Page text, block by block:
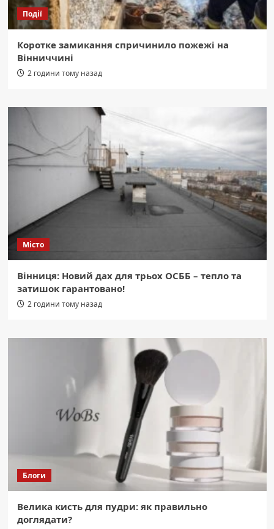
Події
Коротке замикання спричинило пожежі на
Вінниччині
2 години тому назад
Місто
Вінниця: Новий дах для трьох ОСББ – тепло та
затишок гарантовано!
2 години тому назад
Блоги
Велика кисть для пудри: як правильно
доглядати?